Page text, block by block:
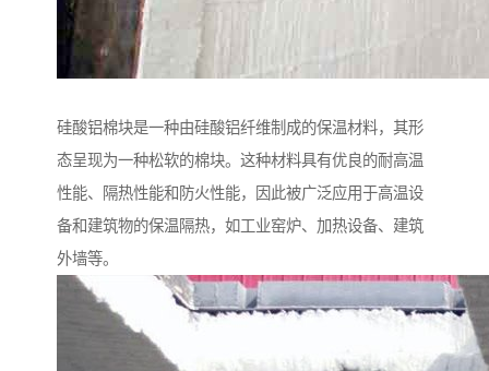
硅酸铝棉块是一种由硅酸铝纤维制成的保温材料，其形
态呈现为一种松软的棉块。这种材料具有优良的耐高温
性能、隔热性能和防火性能，因此被广泛应用于高温设
备和建筑物的保温隔热，如工业窑炉、加热设备、建筑
外墙等。